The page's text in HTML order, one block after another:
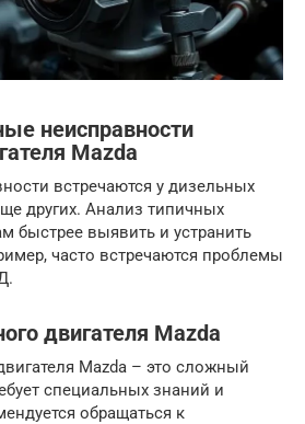
неисправности
Mazda
встречаются у дизельных
других. Анализ типичных
быстрее выявить и устранить
часто встречаются проблемы
двигателя Mazda
Mazda – это сложный
специальных знаний и
обращаться к